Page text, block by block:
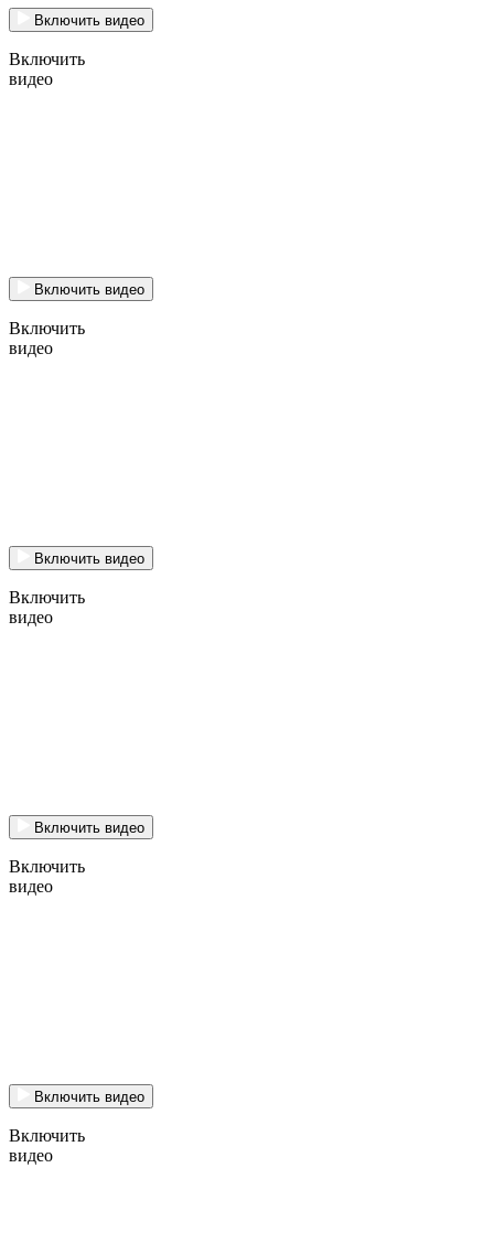
Включить видео
Включить
видео
Включить видео
Включить
видео
Включить видео
Включить
видео
Включить видео
Включить
видео
Включить видео
Включить
видео